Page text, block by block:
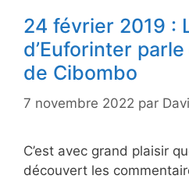
24 février 2019 :
d’Euforinter
de Cibombo
7 novembre 2022 par
C’est avec grand plaisir
découvert les